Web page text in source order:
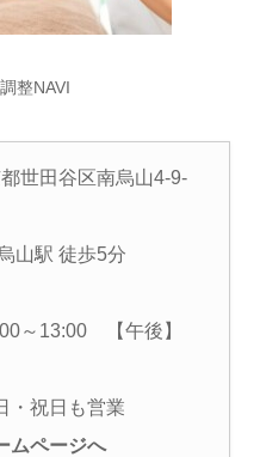
整NAVI
世田谷区南烏山4-9-
山駅 徒歩5分
～13:00 【午後】
・祝日も営業
ムページへ